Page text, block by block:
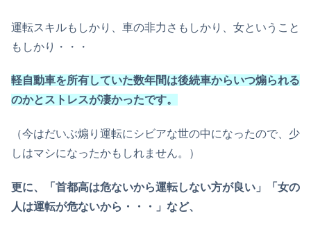
運転スキルもしかり、車の非力さもしかり、女ということ
もしかり・・・
軽自動車を所有していた数年間は後続車からいつ煽られる
のかとストレスが凄かったです。
（今はだいぶ煽り運転にシビアな世の中になったので、少
しはマシになったかもしれません。）
更に、「首都高は危ないから運転しない方が良い」「女の
人は運転が危ないから・・・」など、